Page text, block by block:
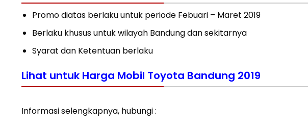
Promo diatas berlaku untuk periode Febuari – Maret 2019
Berlaku khusus untuk wilayah Bandung dan sekitarnya
Syarat dan Ketentuan berlaku
Lihat untuk Harga Mobil Toyota Bandung 2019
Informasi selengkapnya, hubungi :